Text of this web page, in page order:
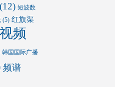
(12) 短波数
(5) 红旗渠
频
韩国国际广播
频谱